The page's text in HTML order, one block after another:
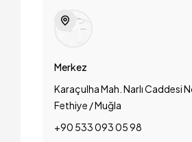
Merkez
Karaçulha Mah. Narlı Caddesi
Fethiye / Muğla
+90 533 093 05 98